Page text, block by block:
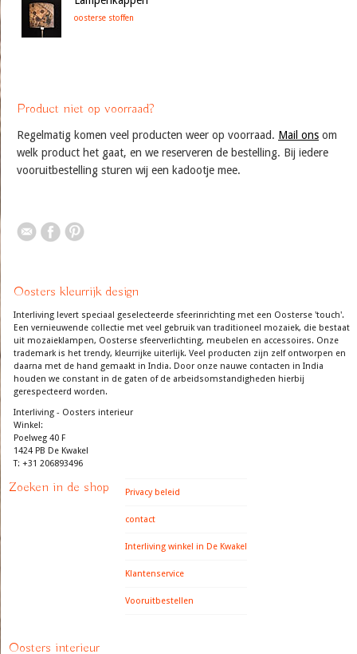
oosterse stoffen
Product niet op voorraad?
Regelmatig komen veel producten weer op voorraad. Mail ons om
welk product het gaat, en we reserveren de bestelling. Bij iedere
vooruitbestelling sturen wij een kadootje mee.
Oosters kleurrijk design
Interliving levert speciaal geselecteerde sfeerinrichting met een Oosterse 'touch'.
Een vernieuwende collectie met veel gebruik van traditioneel mozaiek, die bestaat
uit mozaieklampen, Oosterse sfeerverlichting, meubelen en accessoires. Onze
trademark is het trendy, kleurrijke uiterlijk. Veel producten zijn zelf ontworpen en
daarna met de hand gemaakt in India. Door onze nauwe contacten in India
houden we constant in de gaten of de arbeidsomstandigheden hierbij
gerespecteerd worden.
Interliving - Oosters interieur
Winkel:
Poelweg 40 F
1424 PB De Kwakel
T: +31 206893496
Zoeken in de shop Privacy beleid
contact
Interliving winkel in De Kwakel
Klantenservice
Vooruitbestellen
Oosters interieur